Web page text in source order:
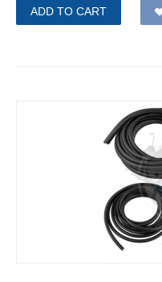
ADD TO CART